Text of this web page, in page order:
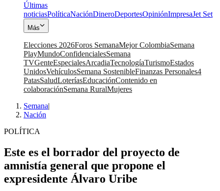
Últimas
noticiasPolíticaNaciónDineroDeportesOpiniónImpresaJet Set
Más
Elecciones 2026Foros SemanaMejor ColombiaSemana
PlayMundoConfidencialesSemana
TVGenteEspecialesArcadiaTecnologíaTurismoEstados
UnidosVehículosSemana SostenibleFinanzas Personales4
PatasSaludLoteríasEducaciónContenido en
colaboraciónSemana RuralMujeres
Semana|
Nación
POLÍTICA
Este es el borrador del proyecto de
amnistía general que propone el
expresidente Álvaro Uribe